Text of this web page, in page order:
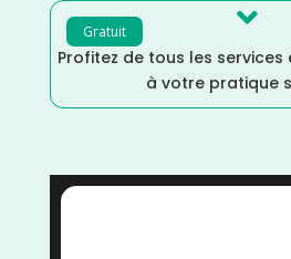
Gratuit 
Profitez de tous les
à votre pratique